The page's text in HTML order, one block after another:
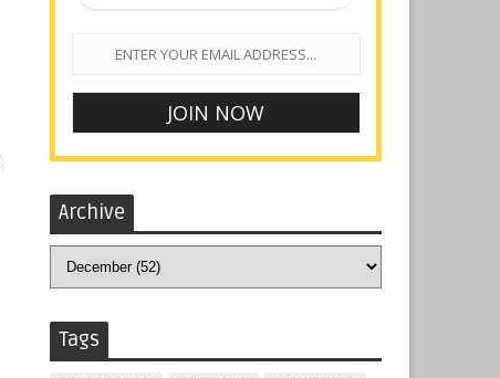
Archive
Tags